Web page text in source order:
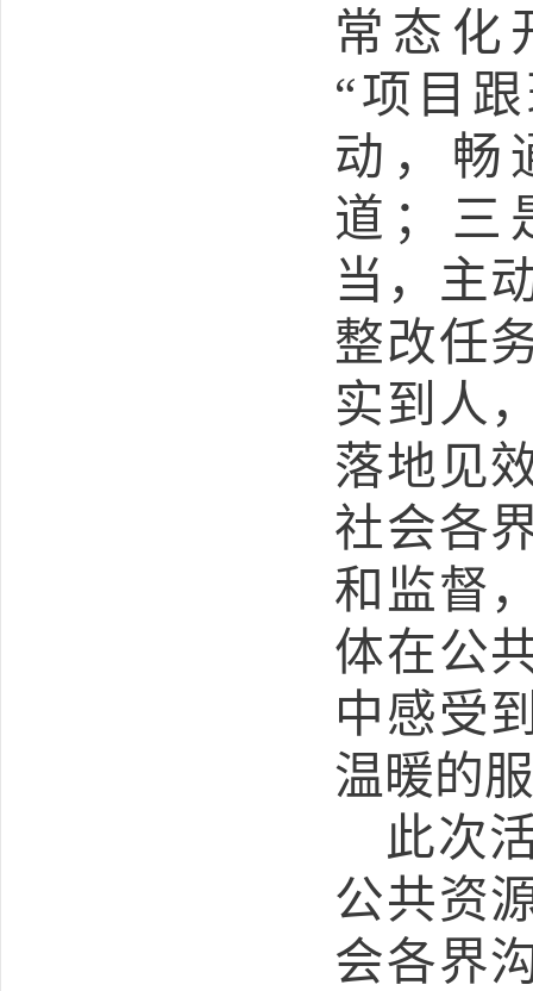
常态化
“项目
动，畅
道；三
当，主
整改任
实到人
落地见
社会各
和监督
体在公
中感受
温暖的
此次
公共资
会各界